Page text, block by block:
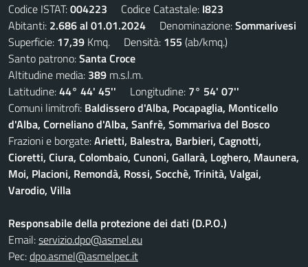
Codice ISTAT:004223 Codice Catastale: I823
Abitanti: 2.686 al 01.01.2024 Denominazione:Sommarivesi
Superficie: 17,39 Kmq. Densità: 155 (ab/kmq.)
Santo patrono:Santa Croce
Altitudine media: 389 m.s.l.m.
Latitudine:44° 44' 45'' Longitudine: 7° 54' 07''
Comuni limitrofi: Baldissero d'Alba, Pocapaglia, Monticello
d'Alba, Corneliano d'Alba, Sanfrè, Sommariva del Bosco
Frazioni e borgate:Arietti, Balestra, Barbieri, Cagnotti,
Cioretti, Ciura, Colombaio, Cunoni, Gallarà, Loghero, Maunera,
Moi, Placioni, Remondà, Rossi, Socchè, Trinità, Valgai,
Varodio, Villa
Responsabile della protezione dei dati (D.P.O.)
Email:servizio.dpo@asmel.eu
Pec:dpo.asmel@asmelpec.it